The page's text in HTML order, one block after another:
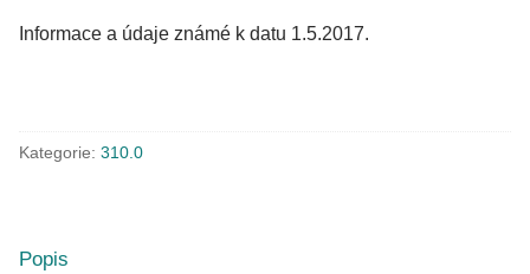
Informace a údaje známé k datu 1.5.2017.
Kategorie: 310.0
Popis